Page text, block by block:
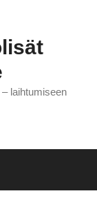
laihtumiseen